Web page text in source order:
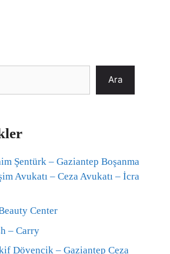
Ara
Şentürk – Gaziantep Boşanma
Avukatı – Ceza Avukatı – İcra
Center
– Carry
Dövencik – Gaziantep Ceza